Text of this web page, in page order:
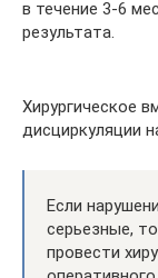
в течение 3-6
результата.
Хирургическое
дисциркуляции
Если
серьезные,
провести